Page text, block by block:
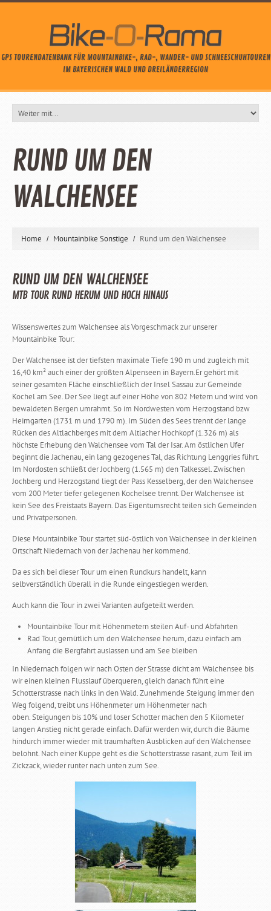
GPS TOURENDATENBANK FÜR MOUNTAINBIKE-, RAD-, WANDER- UND SCHNEESCHUHTOUREN
IM BAYERISCHEN WALD UND DREILÄNDERREGION
RUND UM DEN
WALCHENSEE
Home Mountainbike Sonstige Rund um den Walchensee
RUND UM DEN WALCHENSEE
MTB TOUR RUND HERUM UND HOCH HINAUS
Wissenswertes zum Walchensee als Vorgeschmack zur unserer
Mountainbike Tour:
Der Walchensee ist der tiefsten maximale Tiefe 190 m und zugleich mit
16,40 km² auch einer der größten Alpenseen in Bayern.Er gehört mit
seiner gesamten Fläche einschließlich der Insel Sassau zur Gemeinde
Kochel am See. Der See liegt auf einer Höhe von 802 Metern und wird von
bewaldeten Bergen umrahmt. So im Nordwesten vom Herzogstand bzw
Heimgarten (1731 m und 1790 m). Im Süden des Sees trennt der lange
Rücken des Altlachberges mit dem Altlacher Hochkopf (1.326 m) als
höchste Erhebung den Walchensee vom Tal der Isar. Am östlichen Ufer
beginnt die Jachenau, ein lang gezogenes Tal, das Richtung Lenggries führt.
Im Nordosten schließt der Jochberg (1.565 m) den Talkessel. Zwischen
Jochberg und Herzogstand liegt der Pass Kesselberg, der den Walchensee
vom 200 Meter tiefer gelegenen Kochelsee trennt. Der Walchensee ist
kein See des Freistaats Bayern. Das Eigentumsrecht teilen sich Gemeinden
und Privatpersonen.
Diese Mountainbike Tour startet süd-östlich von Walchensee in der kleinen
Ortschaft Niedernach von der Jachenau her kommend.
Da es sich bei dieser Tour um einen Rundkurs handelt, kann
selbverständlich überall in die Runde eingestiegen werden.
Auch kann die Tour in zwei Varianten aufgeteilt werden.
Mountainbike Tour mit Höhenmetern steilen Auf- und Abfahrten
Rad Tour, gemütlich um den Walchensee herum, dazu einfach am
Anfang die Bergfahrt auslassen und am See bleiben
In Niedernach folgen wir nach Osten der Strasse dicht am Walchensee bis
wir einen kleinen Flusslauf überqueren, gleich danach führt eine
Schotterstrasse nach links in den Wald. Zunehmende Steigung immer den
Weg folgend, treibt uns Höhenmeter um Höhenmeter nach
oben. Steigungen bis 10% und loser Schotter machen den 5 Kilometer
langen Anstieg nicht gerade einfach. Dafür werden wir, durch die Bäume
hindurch immer wieder mit traumhaften Ausblicken auf den Walchensee
belohnt. Nach einer Kuppe geht es die Schotterstrasse rasant, zum Teil im
Zickzack, wieder runter nach unten zum See.